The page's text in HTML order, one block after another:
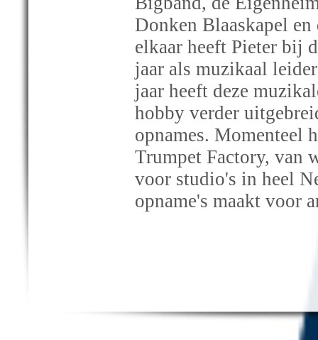
Donken Blaaskapel
elkaar heeft Pieter bij
jaar als muzikaal
jaar heeft deze
hobby verder
opnames. Momenteel
Trumpet Factory, van
voor studio's in heel
opname's maakt voor